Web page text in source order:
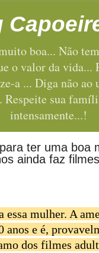
o conteúdo
boa... Não
o valor da vida...
a ... Diga não ao
Respeite sua
intensamente...!
ter uma boa
ainda faz
essa mulher. A
anos e é,
dos filmes